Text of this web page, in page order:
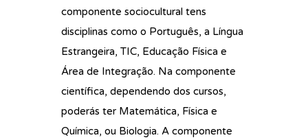
componente sociocultural tens
disciplinas como o Português, a Língua
Estrangeira, TIC, Educação Física e
Área de Integração. Na componente
científica, dependendo dos cursos,
poderás ter Matemática, Física e
Química, ou Biologia. A componente